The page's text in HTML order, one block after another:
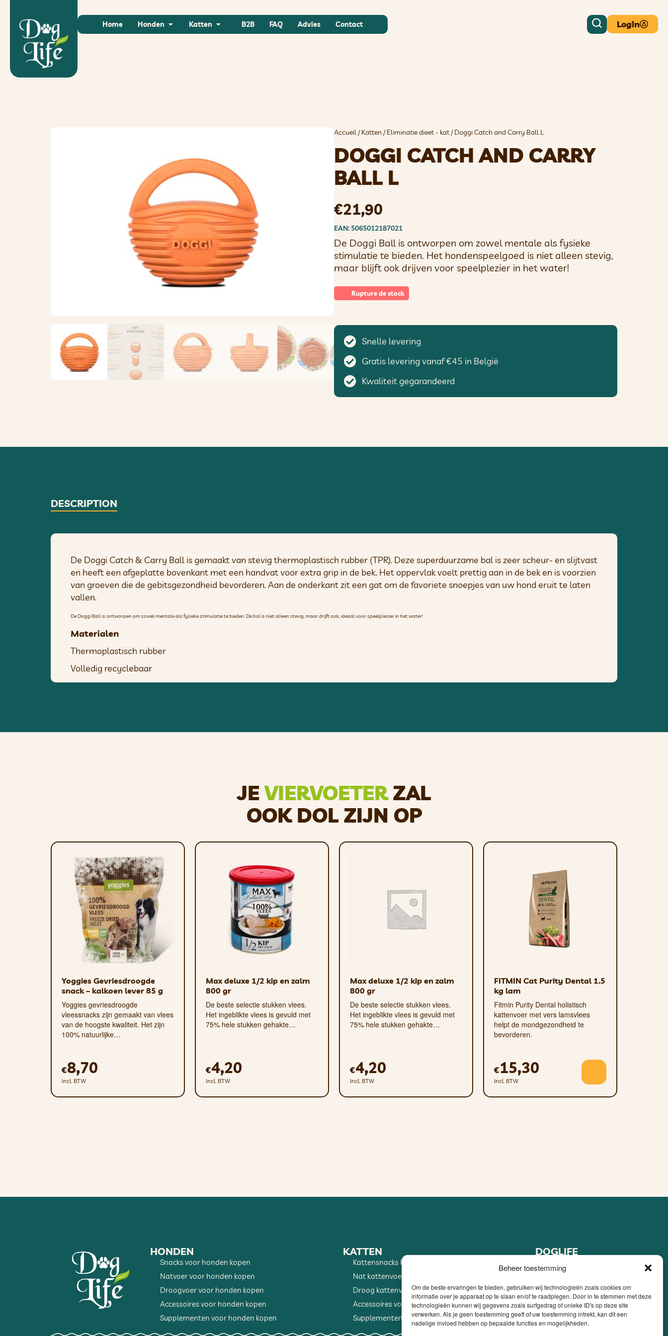
Beheer toestemming
Om de beste ervaringen te bieden, gebruiken wij technologieën zoals cookies om
informatie over je apparaat op te slaan en/of te raadplegen. Door in te stemmen met deze
technologieën kunnen wij gegevens zoals surfgedrag of unieke ID's op deze site
verwerken. Als je geen toestemming geeft of uw toestemming intrekt, kan dit een
nadelige invloed hebben op bepaalde functies en mogelijkheden.
Home Honden Katten B2B FAQ Advies Contact Login
Accueil /Katten /Eliminatie dieet - kat / Doggi Catch and Carry Ball L
DOGGI CATCH AND CARRY
BALL L
€21,90
EAN: 5065012187021
De Doggi Ball is ontworpen om zowel mentale als fysieke
stimulatie te bieden. Het hondenspeelgoed is niet alleen stevig,
maar blijft ook drijven voor speelplezier in het water!
Rupture de stock
Snelle levering
Gratis levering vanaf €45 in België
Kwaliteit gegarandeerd
DESCRIPTION
De Doggi Catch & Carry Ball is gemaakt van stevig thermoplastisch rubber (TPR). Deze superduurzame bal is zeer scheur- en slijtvast
en heeft een afgeplatte bovenkant met een handvat voor extra grip in de bek. Het oppervlak voelt prettig aan in de bek en is voorzien
van groeven die de gebitsgezondheid bevorderen. Aan de onderkant zit een gat om de favoriete snoepjes van uw hond eruit te laten
vallen.
De Doggi Ball is ontworpen om zowel mentale als fysieke stimulatie te bieden. De bal is niet alleen stevig, maar drijft ook, ideaal voor speelplezier in het water!
Materialen
Thermoplastisch rubber
Volledig recyclebaar
3 maten:
Superduurzaam– gemaakt van thermoplastisch rubber, bestand tegen ruw spelen en kauwen.
Het drijft– ideaal voor het strand, het park en de achtertuin!
Gegroefd oppervlak en gat voor het doseren van snoepjes
– bevordert de gebitsgezondheid en masseert het tandvlees – stop
wat snoepjes in de bal om het foerageerinstinct te stimuleren, of strooi de favoriete snoepjes van uw hond over het oppervlak.
Goed zichtbaar– de feloranje kleur helpt baasjes het favoriete speeltje van hun huisdier te vinden, of het nu op het strand of in de
tuin is.
JEVIERVOETERZAL
OOK DOL ZIJN OP
Yoggies Gevriesdroogde
snack – kalkoen lever 85 g
Yoggies gevriesdroogde
vleessnacks zijn gemaakt van vlees
van de hoogste kwaliteit. Het zijn
100% natuurlijke…
€8,70
Incl. BTW
Max deluxe 1/2 kip en zalm
800 gr
De beste selectie stukken vlees.
Het ingeblikte vlees is gevuld met
75% hele stukken gehakte…
€4,20
Incl. BTW
Max deluxe 1/2 kip en zalm
800 gr
De beste selectie stukken vlees.
Het ingeblikte vlees is gevuld met
75% hele stukken gehakte…
€4,20
Incl. BTW
FITMIN Cat Purity Dental 1.5
kg lam
Fitmin Purity Dental holistisch
kattenvoer met vers lamsvlees
helpt de mondgezondheid te
bevorderen.
€15,30
Incl. BTW
HONDEN
Snacks voor honden kopen
Natvoer voor honden kopen
Droogvoer voor honden kopen
Accessoires voor honden kopen
Supplementen voor honden kopen
KATTEN
Kattensnacks kopen
Nat kattenvoer kopen
Droog kattenvoer kopen
Accessoires voor katten kopen
Supplementen voor katten kopen
DOGLIFE
Blog
Contact
Mijn account